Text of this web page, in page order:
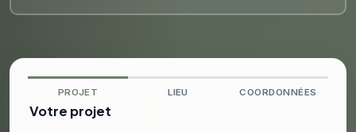
PROJET LIEU COORDONNÉES
Votre projet